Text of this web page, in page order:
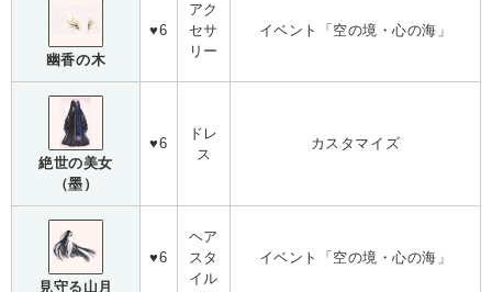
幽香の木
♥6
アク
セサ
リー
イベント「空の境・心の海」
絶世の美女
（墨）
♥6
ドレ
ス
カスタマイズ
見守る山月
♥6
ヘア
スタ
イル
イベント「空の境・心の海」